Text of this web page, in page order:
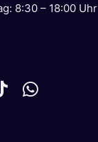
8:30 – 18:00 Uhr
W
h